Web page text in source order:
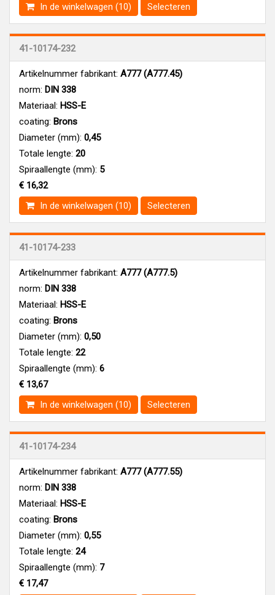
In de winkelwagen (10)
Selecteren
41-10174-232
Artikelnummer fabrikant: A777 (A777.45)
norm: DIN 338
Materiaal: HSS-E
coating: Brons
Diameter (mm): 0,45
Totale lengte: 20
Spiraallengte (mm): 5
€ 16,32
In de winkelwagen (10)
Selecteren
41-10174-233
Artikelnummer fabrikant: A777 (A777.5)
norm: DIN 338
Materiaal: HSS-E
coating: Brons
Diameter (mm): 0,50
Totale lengte: 22
Spiraallengte (mm): 6
€ 13,67
In de winkelwagen (10)
Selecteren
41-10174-234
Artikelnummer fabrikant: A777 (A777.55)
norm: DIN 338
Materiaal: HSS-E
coating: Brons
Diameter (mm): 0,55
Totale lengte: 24
Spiraallengte (mm): 7
€ 17,47